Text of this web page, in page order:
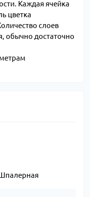
Каждая ячейка
цветка
слоев
обычно достаточно